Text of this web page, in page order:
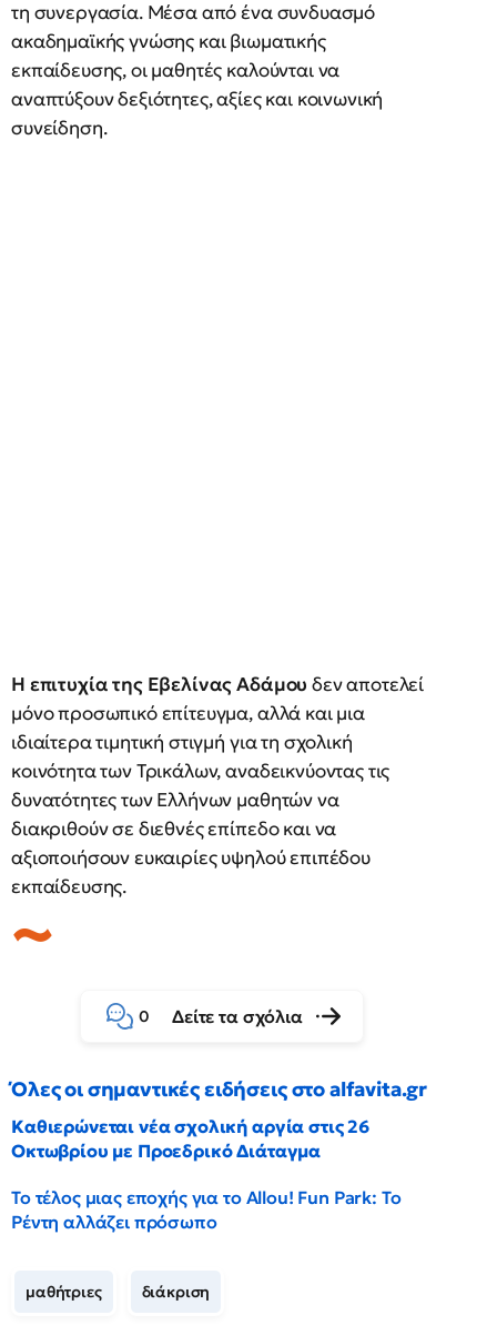
τη συνεργασία. Μέσα από ένα συνδυασμό
ακαδημαϊκής γνώσης και βιωματικής
εκπαίδευσης, οι μαθητές καλούνται να
αναπτύξουν δεξιότητες, αξίες και κοινωνική
συνείδηση.
Η επιτυχία της Εβελίνας Αδάμου δεν αποτελεί
μόνο προσωπικό επίτευγμα, αλλά και μια
ιδιαίτερα τιμητική στιγμή για τη σχολική
κοινότητα των Τρικάλων, αναδεικνύοντας τις
δυνατότητες των Ελλήνων μαθητών να
διακριθούν σε διεθνές επίπεδο και να
αξιοποιήσουν ευκαιρίες υψηλού επιπέδου
εκπαίδευσης.
0 Δείτε τα σχόλια
Όλες οι σημαντικές ειδήσεις στο alfavita.gr
Καθιερώνεται νέα σχολική αργία στις 26
Οκτωβρίου με Προεδρικό Διάταγμα
Το τέλος μιας εποχής για το Allou! Fun Park: Το
Ρέντη αλλάζει πρόσωπο
μαθήτριες διάκριση